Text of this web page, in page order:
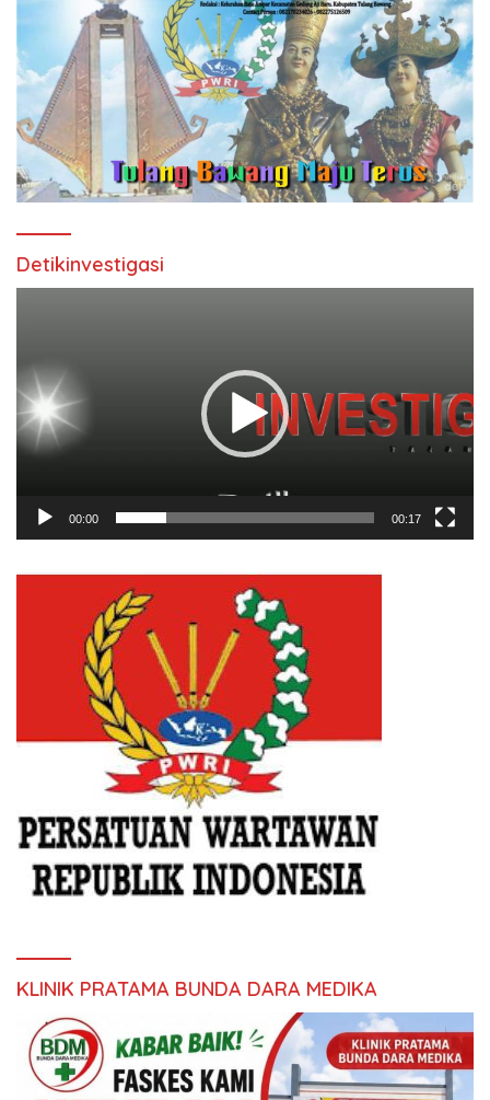
Detikinvestigasi
00:00 00:17
KLINIK PRATAMA BUNDA DARA MEDIKA